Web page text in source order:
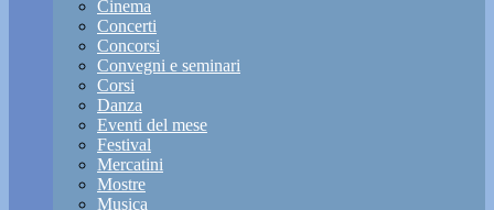
Cinema
Concerti
Concorsi
Convegni e seminari
Corsi
Danza
Eventi del mese
Festival
Mercatini
Mostre
Musica